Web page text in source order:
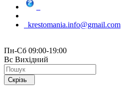
krestomania.info@gmail.com
Пн-Сб 09:00-19:00
Вс Вихідний
Скрізь